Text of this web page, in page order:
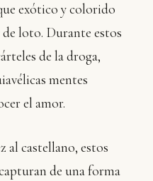
exótico y colorido
loto. Durante estos
de la droga,
mentes
el amor.
al castellano, estos
de una forma